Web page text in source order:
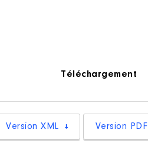
Téléchargement
Version PDF
Version XML